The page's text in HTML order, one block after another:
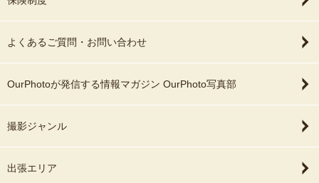
よくあるご質問・お問い合わせ
OurPhotoが発信する情報マガジン OurPhoto写真部
撮影ジャンル
出張エリア